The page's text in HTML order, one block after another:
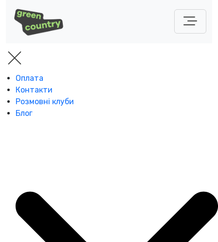
Оплата
Контакти
Розмовні клуби
Блог